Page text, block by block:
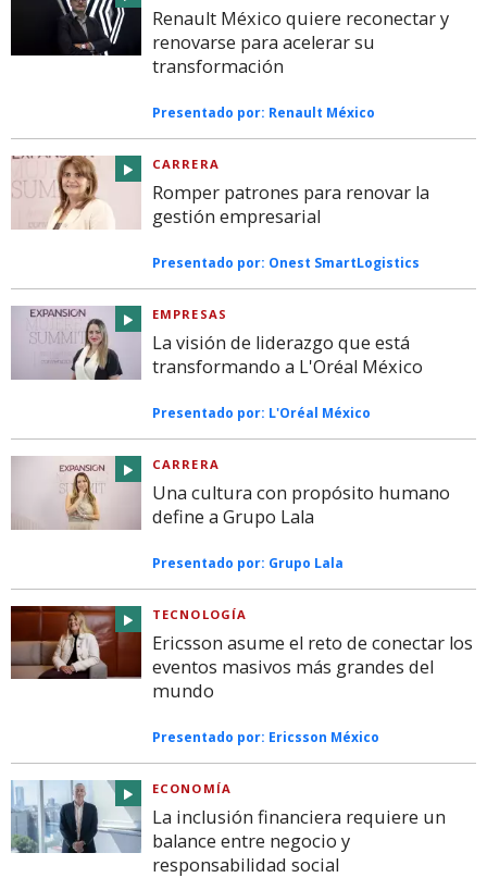
Renault México quiere reconectar y
renovarse para acelerar su
transformación
Presentado por: Renault México
CARRERA
Romper patrones para renovar la
gestión empresarial
Presentado por: Onest SmartLogistics
EMPRESAS
La visión de liderazgo que está
transformando a L'Oréal México
Presentado por: L'Oréal México
CARRERA
Una cultura con propósito humano
define a Grupo Lala
Presentado por: Grupo Lala
TECNOLOGÍA
Ericsson asume el reto de conectar los
eventos masivos más grandes del
mundo
Presentado por: Ericsson México
ECONOMÍA
La inclusión financiera requiere un
balance entre negocio y
responsabilidad social